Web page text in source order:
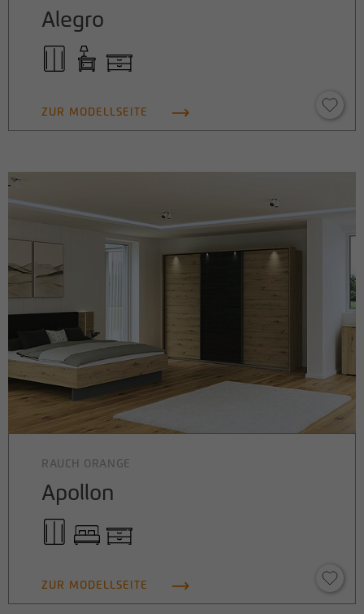
Alegro
ZUR MODELLSEITE
RAUCH ORANGE
Apollon
ZUR MODELLSEITE